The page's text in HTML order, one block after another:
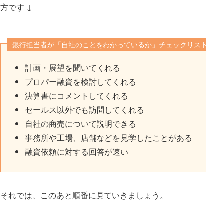
方です ↓
銀行担当者が「自社のことをわかっているか」チェックリス
計画・展望を聞いてくれる
プロパー融資を検討してくれる
決算書にコメントしてくれる
セールス以外でも訪問してくれる
自社の商売について説明できる
事務所や工場、店舗などを見学したことがある
融資依頼に対する回答が速い
それでは、このあと順番に見ていきましょう。